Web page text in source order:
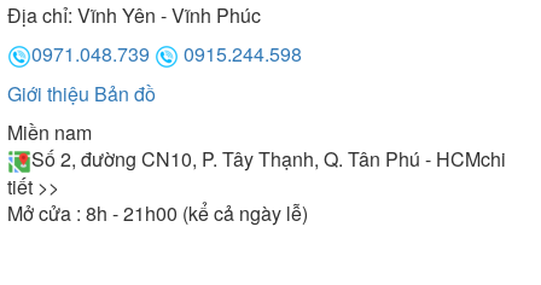
Địa chỉ: Vĩnh Yên - Vĩnh Phúc
0971.048.739
0915.244.598
Giới thiệu Bản đồ
Miền nam
Số 2, đường CN10, P. Tây Thạnh, Q. Tân Phú - HCMchi
tiết >>
Mở cửa : 8h - 21h00 (kể cả ngày lễ)